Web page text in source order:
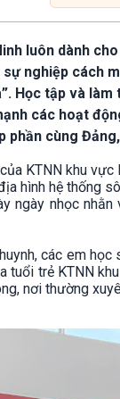
luôn dành
nghiệp cách
Học tập và
các hoạt
cùng
KTNN khu
hình hệ thống
ngày nhọc
các em
tuổi trẻ KTNN
nơi thường